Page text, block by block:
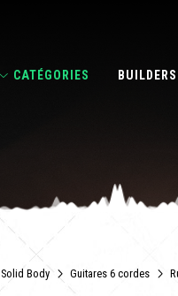
CATÉGORIES BUILDERS
Solid Body Guitares 6 cordes